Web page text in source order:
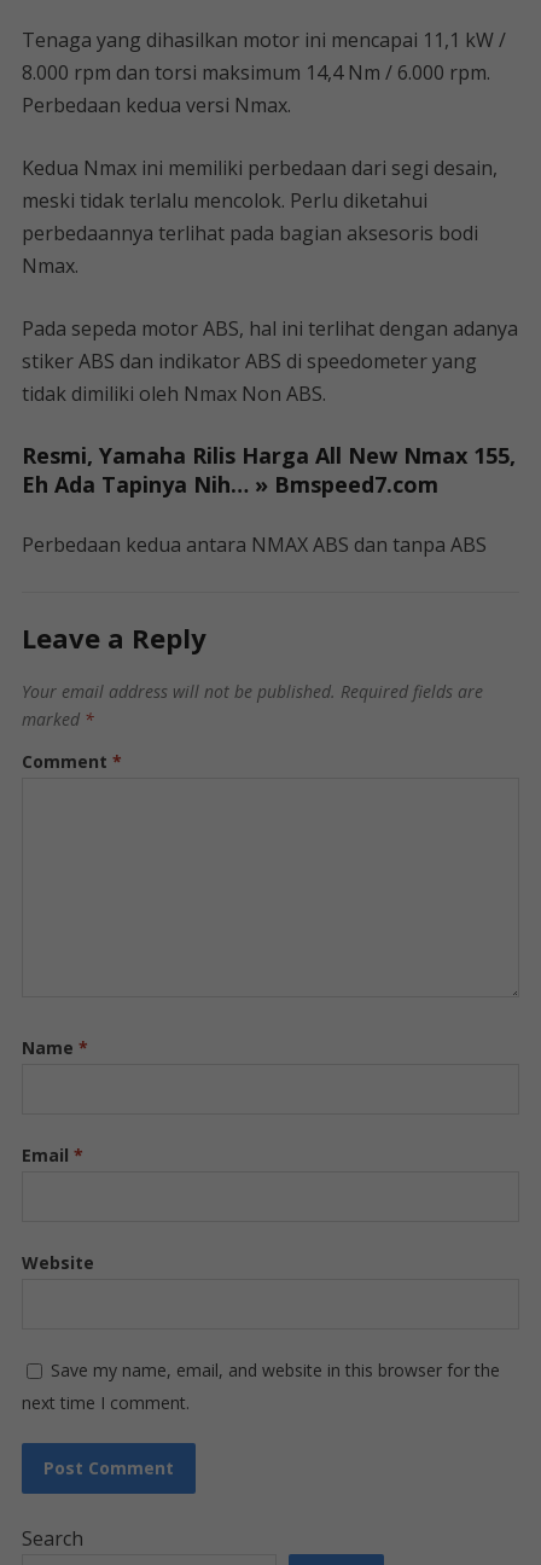
Tenaga yang dihasilkan motor ini mencapai 11,1 kW /
8.000 rpm dan torsi maksimum 14,4 Nm / 6.000 rpm.
Perbedaan kedua versi Nmax.
Kedua Nmax ini memiliki perbedaan dari segi desain,
meski tidak terlalu mencolok. Perlu diketahui
perbedaannya terlihat pada bagian aksesoris bodi
Nmax.
Pada sepeda motor ABS, hal ini terlihat dengan adanya
stiker ABS dan indikator ABS di speedometer yang
tidak dimiliki oleh Nmax Non ABS.
Resmi, Yamaha Rilis Harga All New Nmax 155,
Eh Ada Tapinya Nih… » Bmspeed7.com
Perbedaan kedua antara NMAX ABS dan tanpa ABS
Leave a Reply
Your email address will not be published. Required fields are
marked *
Comment *
Name *
Email *
Website
Save my name, email, and website in this browser for the
next time I comment.
Search